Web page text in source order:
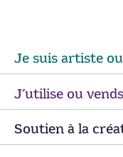
Je suis artiste
J’utilise ou
Soutien à la